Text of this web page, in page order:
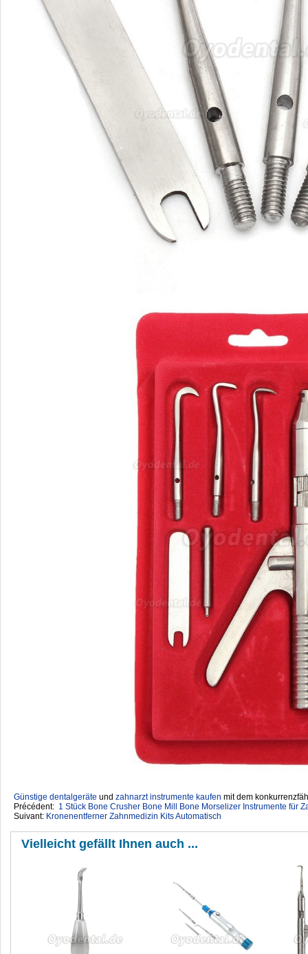
Günstige dentalgeräte ‎ und zahnarzt instrumente kaufen mit dem
Précédent: 1 Stück Bone Crusher Bone Mill Bone Morselizer Instrumente für
Suivant: Kronenentferner Zahnmedizin Kits Automatisch
Vielleicht gefällt Ihnen auch ...